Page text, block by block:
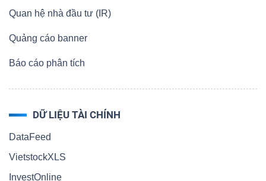
Quan hệ nhà đầu tư (IR)
Quảng cáo banner
Báo cáo phân tích
DỮ LIỆU TÀI CHÍNH
DataFeed
VietstockXLS
InvestOnline